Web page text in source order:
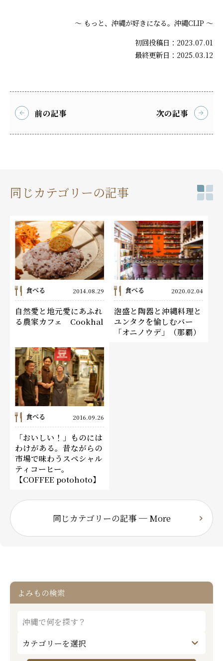
～ もっと、沖縄が好きになる。沖縄CLIP ～
初回投稿日：2023.07.01
最終更新日：2025.03.12
前の記事 次の記事
同じカテゴリーの記事
食べる 2014.08.29
自然愛と地元愛にあふれ
る農家カフェ Cookhal
食べる 2020.02.04
泡盛と陶器と沖縄料理と
ユンタクを愉しむバー
「オニノウデ」（那覇）
食べる 2016.09.26
「おいしい！」ものには
わけがある。昔ながらの
市場で味わうスペシャル
ティコーヒー。
【COFFEE potohoto】
同じカテゴリーの記事 ─ More
よみもの検索